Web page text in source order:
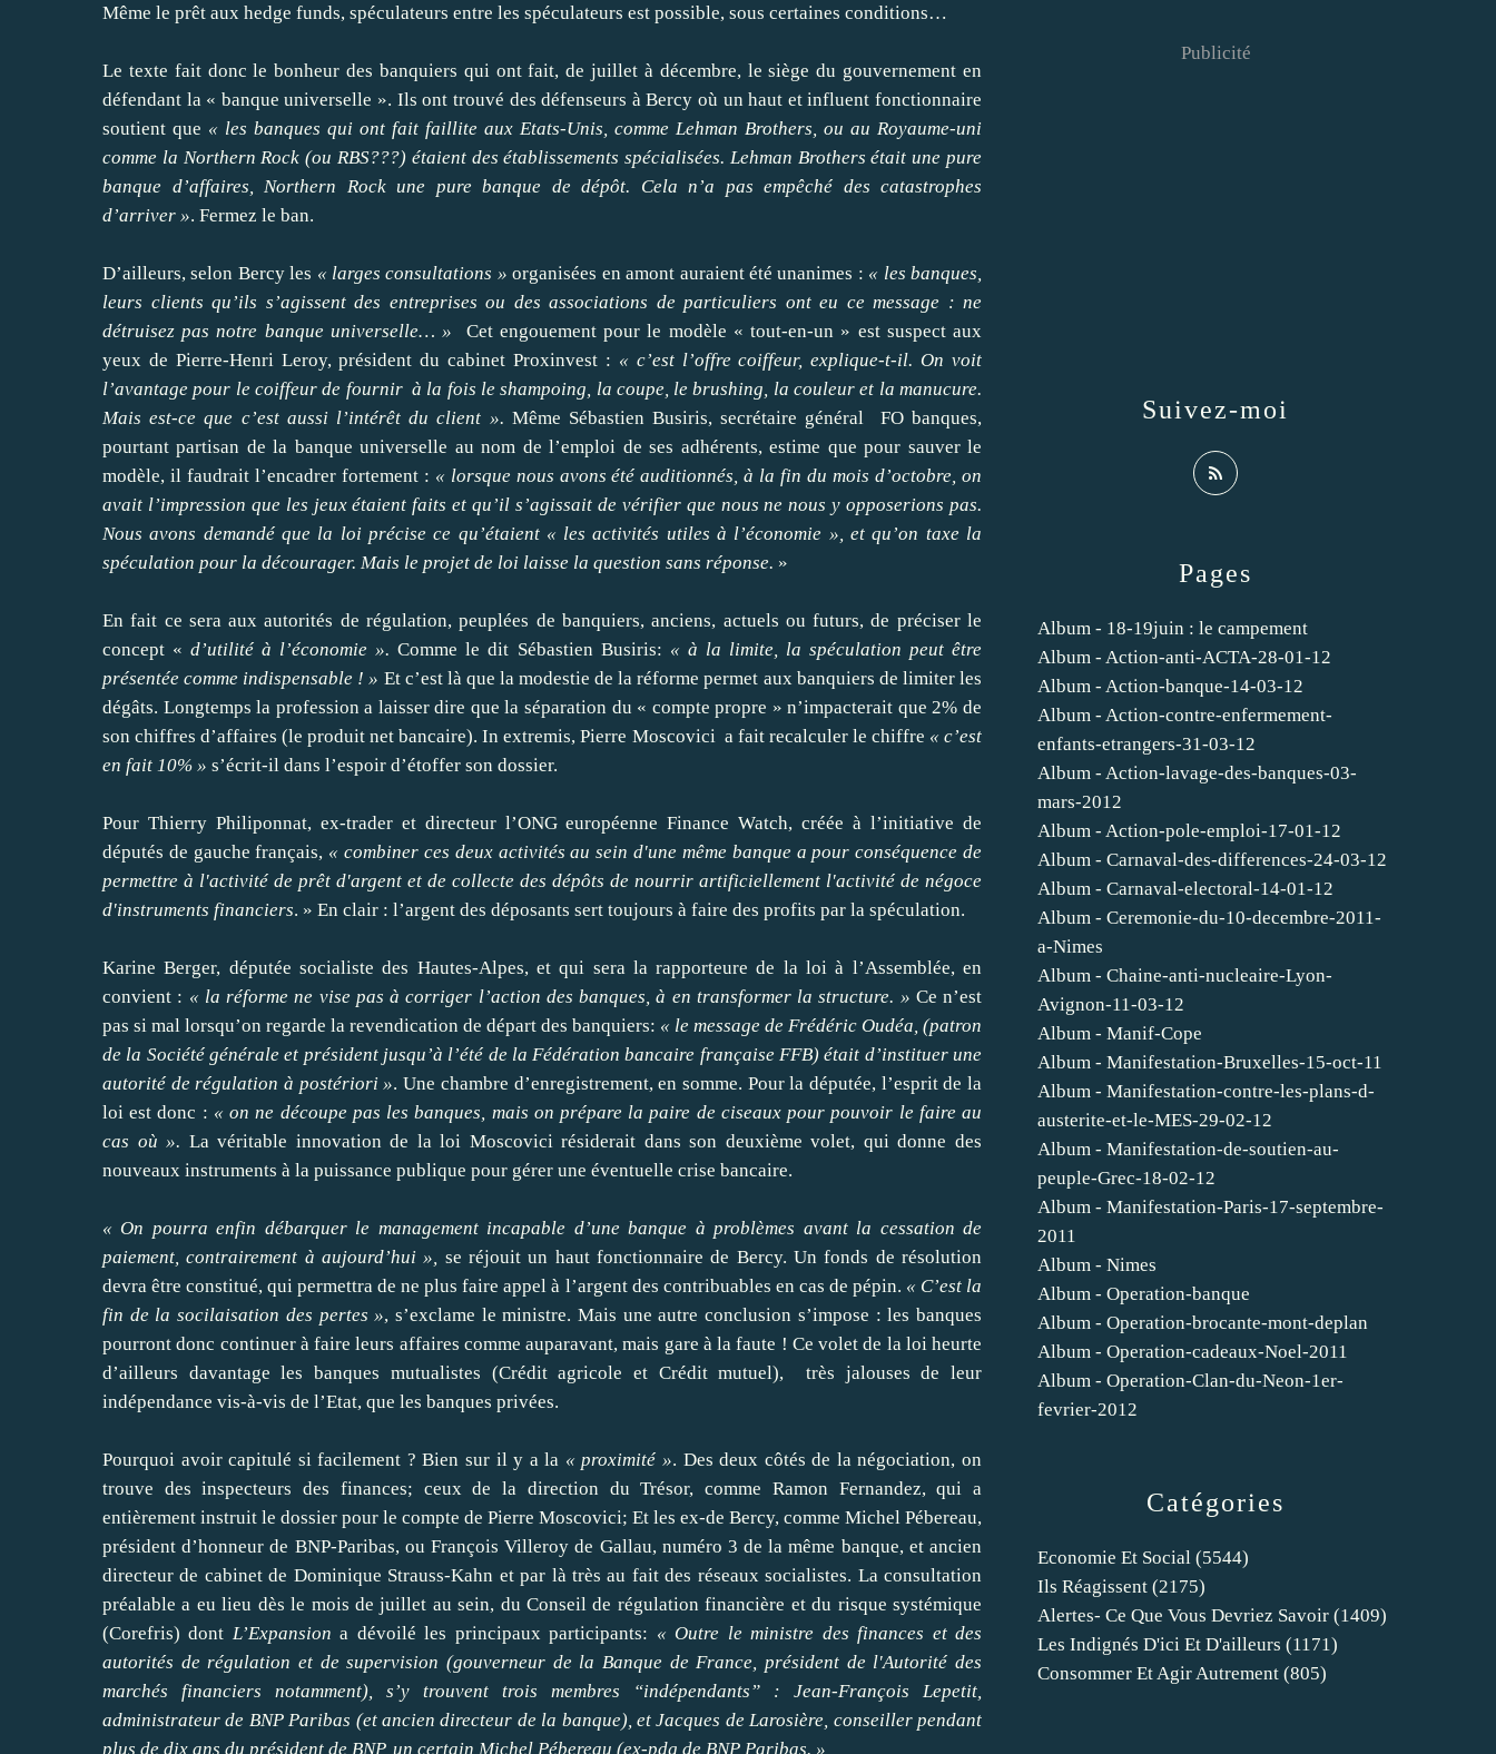
Même le prêt aux hedge funds, spéculateurs entre les spéculateurs est possible, sous certaines conditions…
Le texte fait donc le bonheur des banquiers qui ont fait, de juillet à décembre, le siège du gouvernement en
défendant la « banque universelle ». Ils ont trouvé des défenseurs à Bercy où un haut et influent fonctionnaire
soutient que « les banques qui ont fait faillite aux Etats-Unis, comme Lehman Brothers, ou au Royaume-uni
comme la Northern Rock (ou RBS???) étaient des établissements spécialisées. Lehman Brothers était une pure
banque d’affaires, Northern Rock une pure banque de dépôt. Cela n’a pas empêché des catastrophes
d’arriver ». Fermez le ban.
D’ailleurs, selon Bercy les « larges consultations » organisées en amont auraient été unanimes : « les banques,
leurs clients qu’ils s’agissent des entreprises ou des associations de particuliers ont eu ce message : ne
détruisez pas notre banque universelle… » Cet engouement pour le modèle « tout-en-un » est suspect aux
yeux de Pierre-Henri Leroy, président du cabinet Proxinvest : « c’est l’offre coiffeur, explique-t-il. On voit
l’avantage pour le coiffeur de fournir à la fois le shampoing, la coupe, le brushing, la couleur et la manucure.
Mais est-ce que c’est aussi l’intérêt du client ». Même Sébastien Busiris, secrétaire général FO banques,
pourtant partisan de la banque universelle au nom de l’emploi de ses adhérents, estime que pour sauver le
modèle, il faudrait l’encadrer fortement : « lorsque nous avons été auditionnés, à la fin du mois d’octobre, on
avait l’impression que les jeux étaient faits et qu’il s’agissait de vérifier que nous ne nous y opposerions pas.
Nous avons demandé que la loi précise ce qu’étaient « les activités utiles à l’économie », et qu’on taxe la
spéculation pour la décourager. Mais le projet de loi laisse la question sans réponse. »
En fait ce sera aux autorités de régulation, peuplées de banquiers, anciens, actuels ou futurs, de préciser le
concept « d’utilité à l’économie ». Comme le dit Sébastien Busiris: « à la limite, la spéculation peut être
présentée comme indispensable ! » Et c’est là que la modestie de la réforme permet aux banquiers de limiter les
dégâts. Longtemps la profession a laisser dire que la séparation du « compte propre » n’impacterait que 2% de
son chiffres d’affaires (le produit net bancaire). In extremis, Pierre Moscovici a fait recalculer le chiffre « c’est
en fait 10% » s’écrit-il dans l’espoir d’étoffer son dossier.
Pour Thierry Philiponnat, ex-trader et directeur l’ONG européenne Finance Watch, créée à l’initiative de
députés de gauche français, « combiner ces deux activités au sein d'une même banque a pour conséquence de
permettre à l'activité de prêt d'argent et de collecte des dépôts de nourrir artificiellement l'activité de négoce
d'instruments financiers. » En clair : l’argent des déposants sert toujours à faire des profits par la spéculation.
Karine Berger, députée socialiste des Hautes-Alpes, et qui sera la rapporteure de la loi à l’Assemblée, en
convient : « la réforme ne vise pas à corriger l’action des banques, à en transformer la structure. » Ce n’est
pas si mal lorsqu’on regarde la revendication de départ des banquiers: « le message de Frédéric Oudéa, (patron
de la Société générale et président jusqu’à l’été de la Fédération bancaire française FFB) était d’instituer une
autorité de régulation à postériori ». Une chambre d’enregistrement, en somme. Pour la députée, l’esprit de la
loi est donc : « on ne découpe pas les banques, mais on prépare la paire de ciseaux pour pouvoir le faire au
cas où ». La véritable innovation de la loi Moscovici résiderait dans son deuxième volet, qui donne des
nouveaux instruments à la puissance publique pour gérer une éventuelle crise bancaire.
« On pourra enfin débarquer le management incapable d’une banque à problèmes avant la cessation de
paiement, contrairement à aujourd’hui »,
se réjouit un haut fonctionnaire de Bercy. Un fonds de résolution
devra être constitué, qui permettra de ne plus faire appel à l’argent des contribuables en cas de pépin. « C’est la
fin de la socilaisation des pertes », s’exclame le ministre. Mais une autre conclusion s’impose : les banques
pourront donc continuer à faire leurs affaires comme auparavant, mais gare à la faute ! Ce volet de la loi heurte
d’ailleurs davantage les banques mutualistes (Crédit agricole et Crédit mutuel), très jalouses de leur
indépendance vis-à-vis de l’Etat, que les banques privées.
Pourquoi avoir capitulé si facilement ? Bien sur il y a la « proximité ». Des deux côtés de la négociation, on
trouve des inspecteurs des finances; ceux de la direction du Trésor, comme Ramon Fernandez, qui a
entièrement instruit le dossier pour le compte de Pierre Moscovici; Et les ex-de Bercy, comme Michel Pébereau,
président d’honneur de BNP-Paribas, ou François Villeroy de Gallau, numéro 3 de la même banque, et ancien
directeur de cabinet de Dominique Strauss-Kahn et par là très au fait des réseaux socialistes. La consultation
préalable a eu lieu dès le mois de juillet au sein, du Conseil de régulation financière et du risque systémique
(Corefris) dont L’Expansion a dévoilé les principaux participants: « Outre le ministre des finances et des
autorités de régulation et de supervision (gouverneur de la Banque de France, président de l'Autorité des
marchés financiers notamment), s’y trouvent trois membres “indépendants” : Jean-François Lepetit,
administrateur de BNP Paribas (et ancien directeur de la banque), et Jacques de Larosière, conseiller pendant
plus de dix ans du président de BNP, un certain Michel Pébereau (ex-pdg de BNP Paribas. »
Catégories
Economie Et Social (5544)
Ils Réagissent (2175)
Alertes- Ce Que Vous Devriez Savoir (1409)
Les Indignés D'ici Et D'ailleurs (1171)
Consommer Et Agir Autrement (805)
Pages
Album - 18-19juin : le campement
Album - Action-anti-ACTA-28-01-12
Album - Action-banque-14-03-12
Album - Action-contre-enfermement-
enfants-etrangers-31-03-12
Album - Action-lavage-des-banques-03-
mars-2012
Album - Action-pole-emploi-17-01-12
Album - Carnaval-des-differences-24-03-12
Album - Carnaval-electoral-14-01-12
Album - Ceremonie-du-10-decembre-2011-
a-Nimes
Album - Chaine-anti-nucleaire-Lyon-
Avignon-11-03-12
Album - Manif-Cope
Album - Manifestation-Bruxelles-15-oct-11
Album - Manifestation-contre-les-plans-d-
austerite-et-le-MES-29-02-12
Album - Manifestation-de-soutien-au-
peuple-Grec-18-02-12
Album - Manifestation-Paris-17-septembre-
2011
Album - Nimes
Album - Operation-banque
Album - Operation-brocante-mont-deplan
Album - Operation-cadeaux-Noel-2011
Album - Operation-Clan-du-Neon-1er-
fevrier-2012
Suivez-moi
Publicité